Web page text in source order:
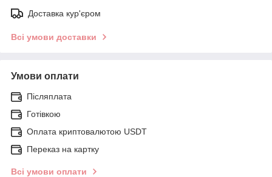
Доставка кур'єром
Всі умови доставки
Умови оплати
Післяплата
Готівкою
Оплата криптовалютою USDT
Переказ на картку
Всі умови оплати